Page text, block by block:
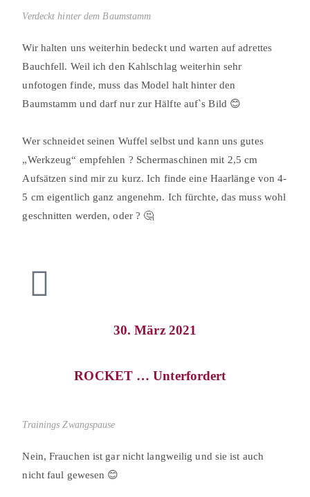
Verdeckt hinter dem Baumstamm
Wir halten uns weiterhin bedeckt und warten auf adrettes
Bauchfell. Weil ich den Kahlschlag weiterhin sehr
unfotogen finde, muss das Model halt hinter den
Baumstamm und darf nur zur Hälfte auf`s Bild 😊⠀
Wer schneidet seinen Wuffel selbst und kann uns gutes
„Werkzeug“ empfehlen ? Schermaschinen mit 2,5 cm
Aufsätzen sind mir zu kurz. Ich finde eine Haarlänge von 4-
5 cm eigentlich ganz angenehm. Ich fürchte, das muss wohl
geschnitten werden, oder ? 🤔⠀
30. März 2021
ROCKET … Unterfordert⠀
Trainings Zwangspause
Nein, Frauchen ist gar nicht langweilig und sie ist auch
nicht faul gewesen 😊⠀